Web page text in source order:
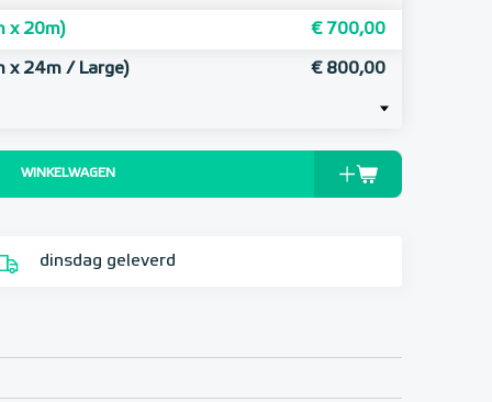
x 20m) € 700,00
x 24m / Large) € 800,00
WINKELWAGEN
dinsdag geleverd